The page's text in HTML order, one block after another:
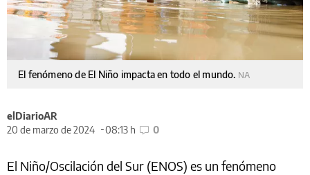
El fenómeno de El Niño impacta en todo el mundo. NA
elDiarioAR
20 de marzo de 2024
08:13 h 0
El Niño/Oscilación del Sur (ENOS) es un fenómeno